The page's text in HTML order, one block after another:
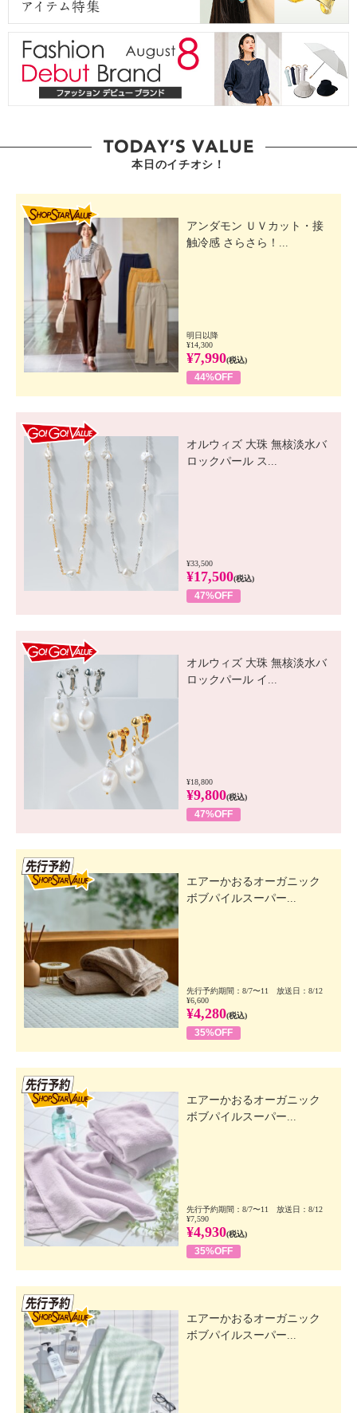
本日のイチオシ！
アンダモン ＵＶカット・接
触冷感 さらさら！...
明日以降
¥14,300
¥7,990(税込)
44%OFF
オルウィズ 大珠 無核淡水バ
ロックパール ス...
¥33,500
¥17,500(税込)
47%OFF
オルウィズ 大珠 無核淡水バ
ロックパール イ...
¥18,800
¥9,800(税込)
47%OFF
エアーかおるオーガニック
ボブパイルスーパー...
先行予約期間：8/7〜11 放送日：8/12
¥6,600
¥4,280(税込)
35%OFF
エアーかおるオーガニック
ボブパイルスーパー...
先行予約期間：8/7〜11 放送日：8/12
¥7,590
¥4,930(税込)
35%OFF
エアーかおるオーガニック
ボブパイルスーパー...